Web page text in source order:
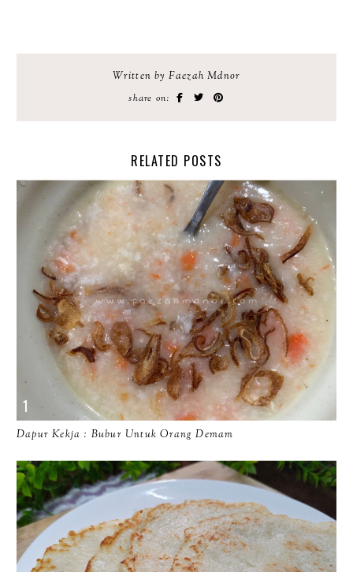
Written by Faezah Mdnor
share on:
RELATED POSTS
Dapur Kekja : Bubur Untuk Orang Demam